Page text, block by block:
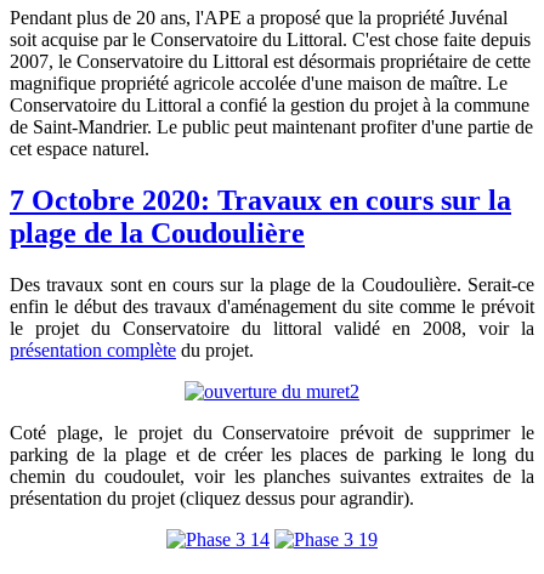
Pendant plus de 20 ans, l'APE a proposé que la propriété Juvénal
soit acquise par le Conservatoire du Littoral. C'est chose faite depuis
2007, le Conservatoire du Littoral est désormais propriétaire de cette
magnifique propriété agricole accolée d'une maison de maître. Le
Conservatoire du Littoral a confié la gestion du projet à la commune
de Saint-Mandrier. Le public peut maintenant profiter d'une partie de
cet espace naturel.
7 Octobre 2020: Travaux en cours sur la
plage de la Coudoulière
Des travaux sont en cours sur la plage de la Coudoulière. Serait-ce
enfin le début des travaux d'aménagement du site comme le prévoit
le projet du Conservatoire du littoral validé en 2008, voir la
présentation complète du projet.
Coté plage, le projet du Conservatoire prévoit de supprimer le
parking de la plage et de créer les places de parking le long du
chemin du coudoulet, voir les planches suivantes extraites de la
présentation du projet (cliquez dessus pour agrandir).